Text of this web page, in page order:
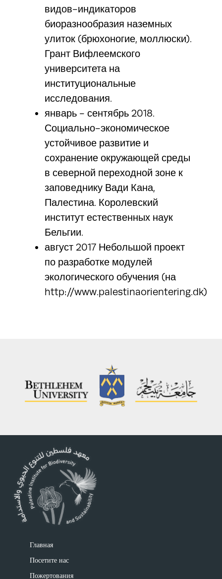
видов-индикаторов
биоразнообразия наземных
улиток (брюхоногие, моллюски).
Грант Вифлеемского
университета на
институциональные
исследования.
январь - сентябрь 2018.
Социально-экономическое
устойчивое развитие и
сохранение окружающей среды
в северной переходной зоне к
заповеднику Вади Кана,
Палестина. Королевский
институт естественных наук
Бельгии.
август 2017 Небольшой проект
по разработке модулей
экологического обучения (на
http://www.palestinaorientering.dk)
Главная
Посетите нас
Пожертования